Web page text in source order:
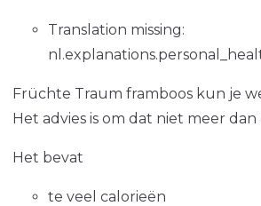
Translation missing:
Früchte Traum framboos kun je
Het advies is om dat niet meer
Het bevat
te veel calorieën